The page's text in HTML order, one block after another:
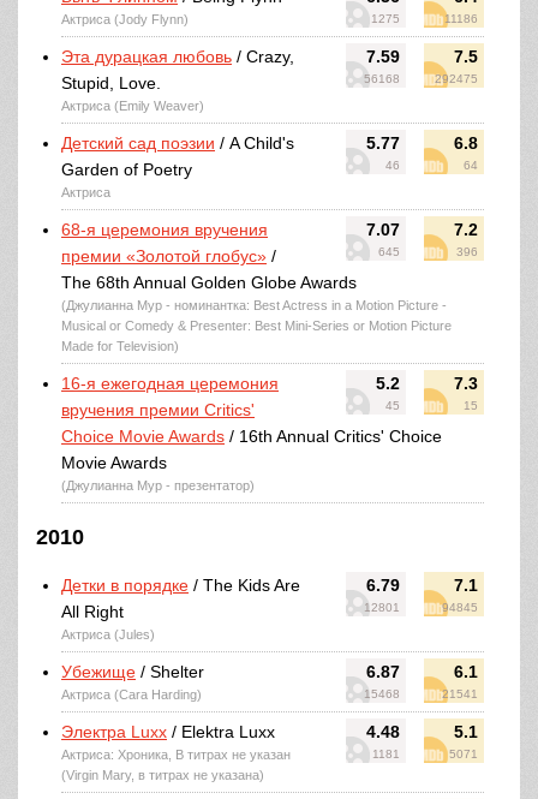
1275 11186
Актриса (Jody Flynn)
7.59
56168
7.5
292475
Эта дурацкая любовь / Crazy,
Stupid, Love.
Актриса (Emily Weaver)
5.77
46
6.8
64
Детский сад поэзии / A Child's
Garden of Poetry
Актриса
7.07
645
7.2
396
68-я церемония вручения
премии «Золотой глобус» /
The 68th Annual Golden Globe Awards
(Джулианна Мур - номинантка: Best Actress in a Motion Picture -
Musical or Comedy & Presenter: Best Mini-Series or Motion Picture
Made for Television)
5.2
45
7.3
15
16-я ежегодная церемония
вручения премии Critics'
Choice Movie Awards / 16th Annual Critics' Choice
Movie Awards
(Джулианна Мур - презентатор)
2010
6.79
12801
7.1
94845
Детки в порядке / The Kids Are
All Right
Актриса (Jules)
6.87
15468
6.1
21541
Убежище / Shelter
Актриса (Cara Harding)
4.48
1181
5.1
5071
Электра Luxx / Elektra Luxx
Актриса: Хроника, В титрах не указан
(Virgin Mary, в титрах не указана)